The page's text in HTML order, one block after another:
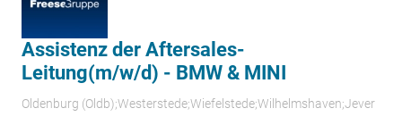
Assistenz der Aftersales-
Leitung(m/w/d) - BMW & MINI
Oldenburg (Oldb);Westerstede;Wiefelstede;Wilhelmshaven;Jever